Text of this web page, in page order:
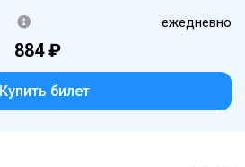
ежедневно
884 ₽
Купить билет